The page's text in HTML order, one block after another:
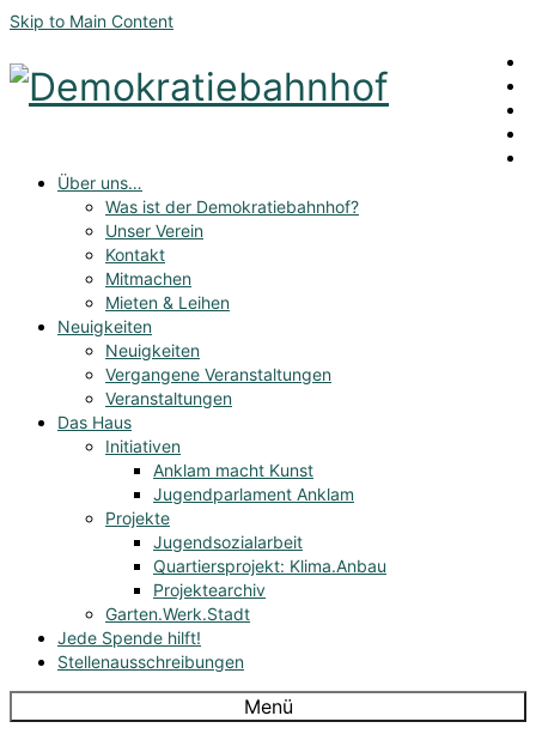
Skip to Main Content
Über uns…
Was ist der Demokratiebahnhof?
Unser Verein
Kontakt
Mitmachen
Mieten & Leihen
Neuigkeiten
Neuigkeiten
Vergangene Veranstaltungen
Veranstaltungen
Das Haus
Initiativen
Anklam macht Kunst
Jugendparlament Anklam
Projekte
Jugendsozialarbeit
Quartiersprojekt: Klima.Anbau
Projektearchiv
Garten.Werk.Stadt
Jede Spende hilft!
Stellenausschreibungen
Menü